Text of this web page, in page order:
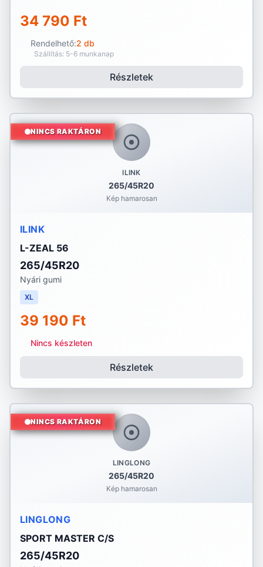
34 790 Ft
Rendelhető:2 db
Szállítás: 5-6 munkanap
Részletek
ILINK
265/45R20
Kép hamarosan
NINCS RAKTÁRON
ILINK
L-ZEAL 56
265/45R20
Nyári gumi
XL
39 190 Ft
Nincs készleten
Részletek
LINGLONG
265/45R20
Kép hamarosan
NINCS RAKTÁRON
LINGLONG
SPORT MASTER C/S
265/45R20